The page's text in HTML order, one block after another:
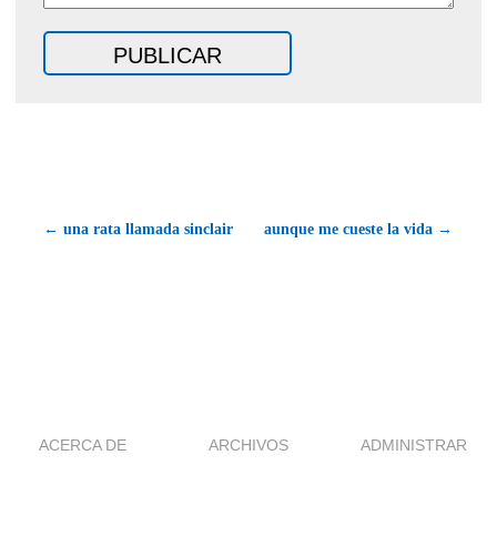
← una rata llamada sinclair aunque me cueste la vida →
ACERCA DE ARCHIVOS ADMINISTRAR